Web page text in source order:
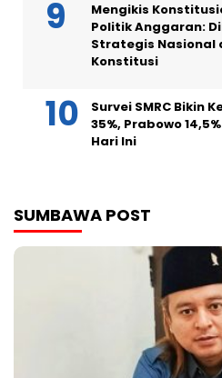
Mengikis
Politik Anggaran:
Strategis Nasional
Konstitusi
Survei SMRC Bikin
35%, Prabowo
Hari Ini
SUMBAWA POST